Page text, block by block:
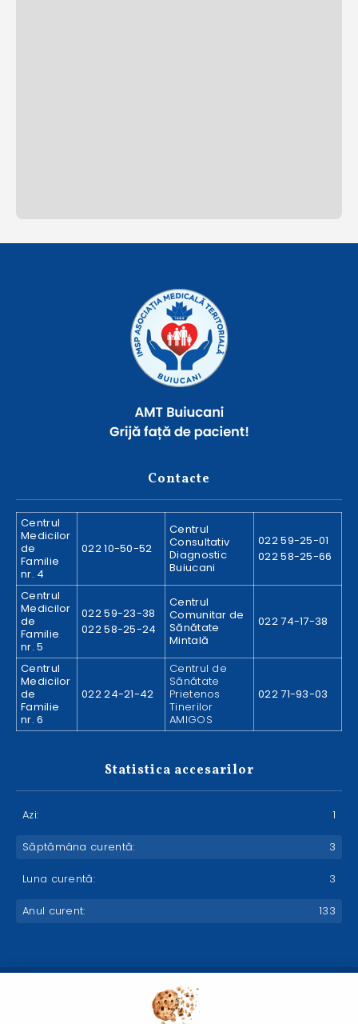
Contacte
Centrul
Medicilor
de
Familie
nr. 4
022 10-50-52
Centrul
Consultativ
Diagnostic
Buiucani
022 59-25-01
022 58-25-66
Centrul
Medicilor
de
Familie
nr. 5
022 59-23-38
022 58-25-24
Centrul
Comunitar de
Sănătate
Mintală
022 74-17-38
Centrul
Medicilor
de
Familie
nr. 6
022 24-21-42
Centrul de
Sănătate
Prietenos
Tinerilor
AMIGOS
022 71-93-03
Statistica accesarilor
Azi: 1
Săptămâna curentă: 3
Luna curentă: 3
Anul curent: 133
© 2026 Instituția Medico-Sanitară Publică Asociația Medicală
Teritorială - Toate drepturile rezervate.